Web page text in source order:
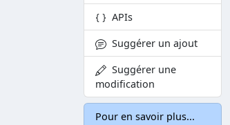
APIs
Suggérer un ajout
Suggérer une
modification
Pour en savoir plus...